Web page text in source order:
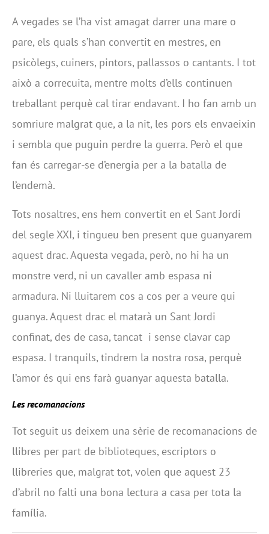
A vegades se l’ha vist amagat darrer una mare o
pare, els quals s’han convertit en mestres, en
psicòlegs, cuiners, pintors, pallassos o cantants. I tot
això a correcuita, mentre molts d’ells continuen
treballant perquè cal tirar endavant. I ho fan amb un
somriure malgrat que, a la nit, les pors els envaeixin
i sembla que puguin perdre la guerra. Però el que
fan és carregar-se d’energia per a la batalla de
l’endemà.
Tots nosaltres, ens hem convertit en el Sant Jordi
del segle XXI, i tingueu ben present que guanyarem
aquest drac. Aquesta vegada, però, no hi ha un
monstre verd, ni un cavaller amb espasa ni
armadura. Ni lluitarem cos a cos per a veure qui
guanya. Aquest drac el matarà un Sant Jordi
confinat, des de casa, tancat i sense clavar cap
espasa. I tranquils, tindrem la nostra rosa, perquè
l’amor és qui ens farà guanyar aquesta batalla.
Les recomanacions
Tot seguit us deixem una sèrie de recomanacions de
llibres per part de biblioteques, escriptors o
llibreries que, malgrat tot, volen que aquest 23
d’abril no falti una bona lectura a casa per tota la
família.